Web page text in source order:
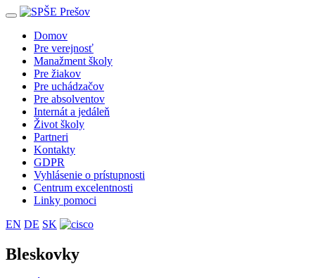
Toggle
navigationDomov
Pre verejnosť
Manažment školy
Pre žiakov
Pre uchádzačov
Pre absolventov
Internát a jedáleň
Život školy
Partneri
Kontakty
GDPR
Vyhlásenie o prístupnosti
Centrum excelentnosti
Linky pomoci
EN DE SK
Bleskovky